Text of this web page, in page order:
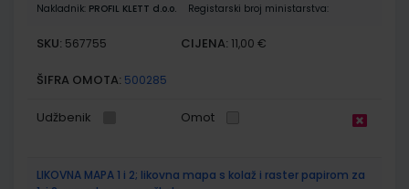
Nakladnik: PROFIL KLETT d.o.o. Registarski broj ministarstva:
SKU: 567755 CIJENA: 11,00 €
ŠIFRA OMOTA: 500285
Udžbenik Omot
LIKOVNA MAPA 1 i 2; likovna mapa s kolaž i raster papirom za